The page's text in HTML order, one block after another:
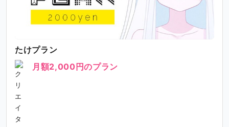
たけプラン
月額2,000円のプラン